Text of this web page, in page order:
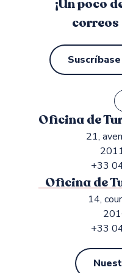
¡Un poco
Oficina de
21,
+33
Oficina de
14,
+33